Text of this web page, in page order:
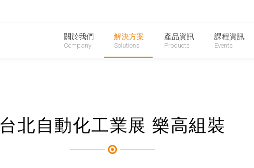
關於我們
Company
解決方案
Solutions
產品資訊
Products
課程資訊
Events
台北自動化工業展 樂高組裝